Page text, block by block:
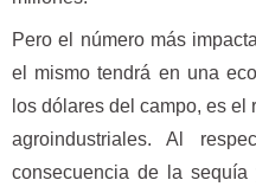
Pero el número más
el mismo tendrá en una
los dólares del campo, es
agroindustriales. Al
consecuencia de la